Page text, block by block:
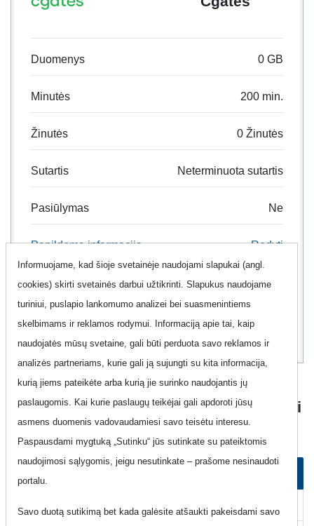
Duomenys 0 GB
Minutės 200 min.
Žinutės 0 Žinutės
Sutartis Neterminuota sutartis
Pasiūlymas Ne
Papildoma informacija Rodyti
8
Fiksuoto Ryšio Planas "Cgates - 200
min. (Neterminuota sutartis)" (užsisakyti
nebegalima)
Informuojame, kad šioje svetainėje naudojami slapukai (angl.
cookies) skirti svetainės darbui užtikrinti. Slapukus naudojame
turiniui, puslapio lankomumo analizei bei suasmenintiems
skelbimams ir reklamos rodymui. Informaciją apie tai, kaip
naudojatės mūsų svetaine, gali būti perduota savo reklamos ir
analizės partneriams, kurie gali ją sujungti su kita informacija,
kurią jiems pateikėte arba kurią jie surinko naudojantis jų
paslaugomis. Kai kurie paslaugų teikėjai gali apdoroti jūsų
asmens duomenis vadovaudamiesi savo teisėtu interesu.
Paspausdami mygtuką „Sutinku“ jūs sutinkate su pateiktomis
naudojimosi sąlygomis, jeigu nesutinkate – prašome nesinaudoti
portalu.
Savo duotą sutikimą bet kada galėsite atšaukti pakeisdami savo